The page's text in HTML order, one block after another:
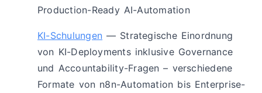
Production-Ready AI-Automation
KI-Schulungen — Strategische Einordnung
von KI-Deployments inklusive Governance
und Accountability-Fragen – verschiedene
Formate von n8n-Automation bis Enterprise-